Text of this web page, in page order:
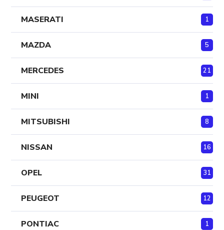
MASERATI 1
MAZDA 5
MERCEDES 21
MINI 1
MITSUBISHI 8
NISSAN 16
OPEL 31
PEUGEOT 12
PONTIAC 1